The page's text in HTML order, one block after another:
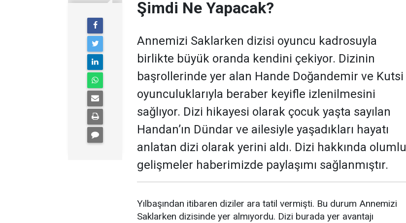
Şimdi Ne Yapacak?
Annemizi Saklarken dizisi oyuncu kadrosuyla
birlikte büyük oranda kendini çekiyor. Dizinin
başrollerinde yer alan Hande Doğandemir ve Kutsi
oyunculuklarıyla beraber keyifle izlenilmesini
sağlıyor. Dizi hikayesi olarak çocuk yaşta sayılan
Handan’ın Dündar ve ailesiyle yaşadıkları hayatı
anlatan dizi olarak yerini aldı. Dizi hakkında olumlu
gelişmeler haberimizde paylaşımı sağlanmıştır.
Yılbaşından itibaren diziler ara tatil vermişti. Bu durum Annemizi
Saklarken dizisinde yer almıyordu. Dizi burada yer avantajı